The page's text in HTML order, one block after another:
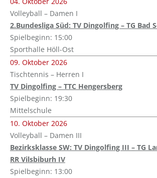
Volleyball – Damen I
2.Bundesliga Süd: TV Dingolfing – TG Bad
Spielbeginn: 15:00
Sporthalle Höll-Ost
09. Oktober 2026
Tischtennis – Herren I
TV Dingolfing – TTC Hengersberg
Spielbeginn: 19:30
Mittelschule
10. Oktober 2026
Volleyball – Damen III
Bezirksklasse SW: TV Dingolfing III – TG
RR Vilsbiburh IV
Spielbeginn: 13:00